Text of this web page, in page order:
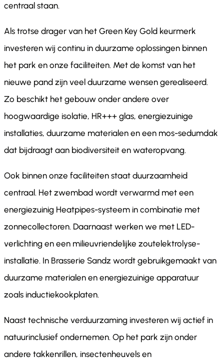
centraal staan.
Als trotse drager van het Green Key Gold keurmerk
investeren wij continu in duurzame oplossingen binnen
het park en onze faciliteiten. Met de komst van het
nieuwe pand zijn veel duurzame wensen gerealiseerd.
Zo beschikt het gebouw onder andere over
hoogwaardige isolatie, HR+++ glas, energiezuinige
installaties, duurzame materialen en een mos-sedumdak
dat bijdraagt aan biodiversiteit en wateropvang.
Ook binnen onze faciliteiten staat duurzaamheid
centraal. Het zwembad wordt verwarmd met een
energiezuinig Heatpipes-systeem in combinatie met
zonnecollectoren. Daarnaast werken we met LED-
verlichting en een milieuvriendelijke zoutelektrolyse-
installatie. In Brasserie Sandz wordt gebruikgemaakt van
duurzame materialen en energiezuinige apparatuur
zoals inductiekookplaten.
Naast technische verduurzaming investeren wij actief in
natuurinclusief ondernemen. Op het park zijn onder
andere takkenrillen, insectenheuvels en